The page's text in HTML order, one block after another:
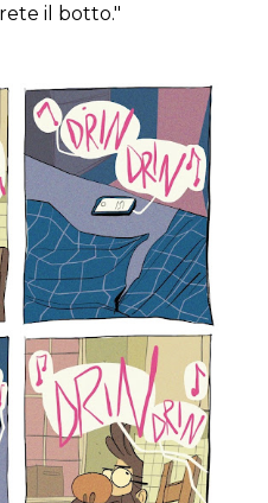
il botto."